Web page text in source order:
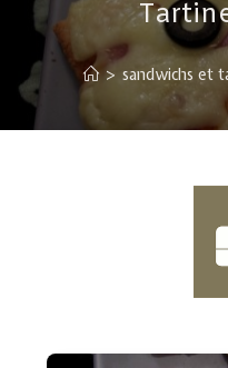
> sandwichs et